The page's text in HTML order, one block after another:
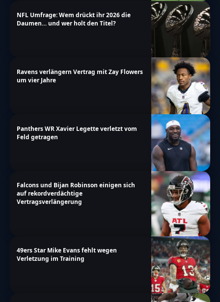
NFL Umfrage: Wem drückt ihr 2026 die
Daumen… und wer holt den Titel?
Ravens verlängern Vertrag mit Zay Flowers
um vier Jahre
Panthers WR Xavier Legette verletzt vom
Feld getragen
Falcons und Bijan Robinson einigen sich
auf rekordverdächtige
Vertragsverlängerung
49ers Star Mike Evans fehlt wegen
Verletzung im Training